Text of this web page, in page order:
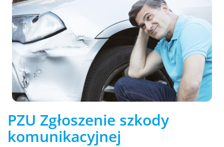
PZU Zgłoszenie szkody
komunikacyjnej